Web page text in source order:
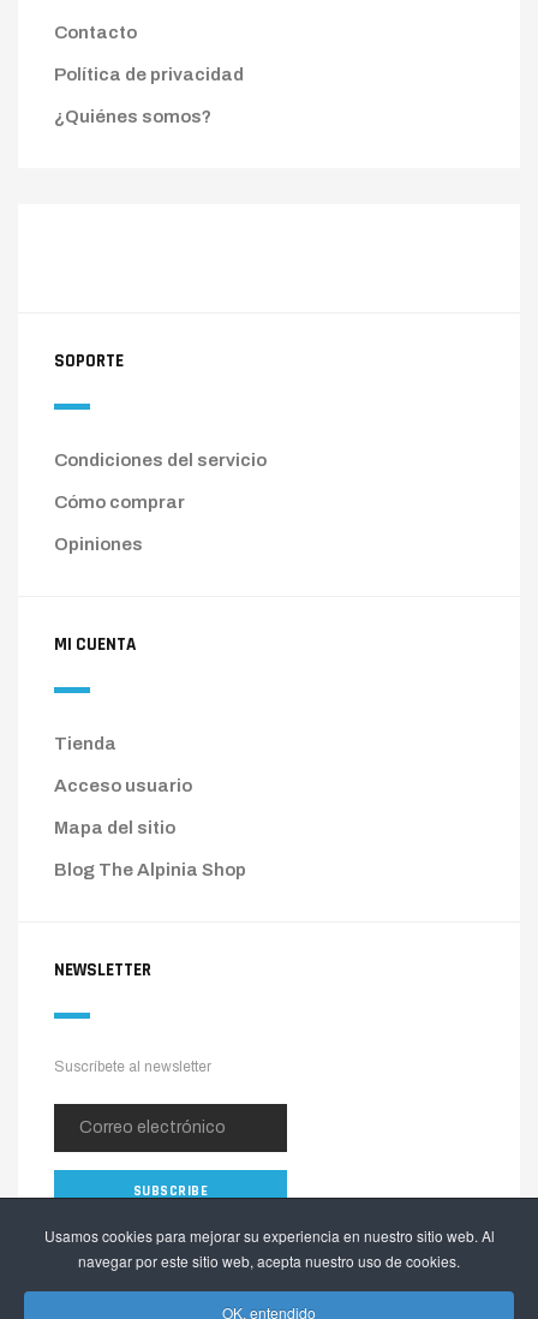
Usamos cookies para mejorar su experiencia en nuestro sitio web. Al
navegar por este sitio web, acepta nuestro uso de cookies.
OK, entendido
Contacto
Política de privacidad
¿Quiénes somos?
SOPORTE
Condiciones del servicio
Cómo comprar
Opiniones
MI CUENTA
Tienda
Acceso usuario
Mapa del sitio
Blog The Alpinia Shop
NEWSLETTER
Suscríbete al newsletter